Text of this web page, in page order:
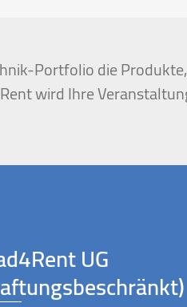
Portfolio die
wird Ihre
UG